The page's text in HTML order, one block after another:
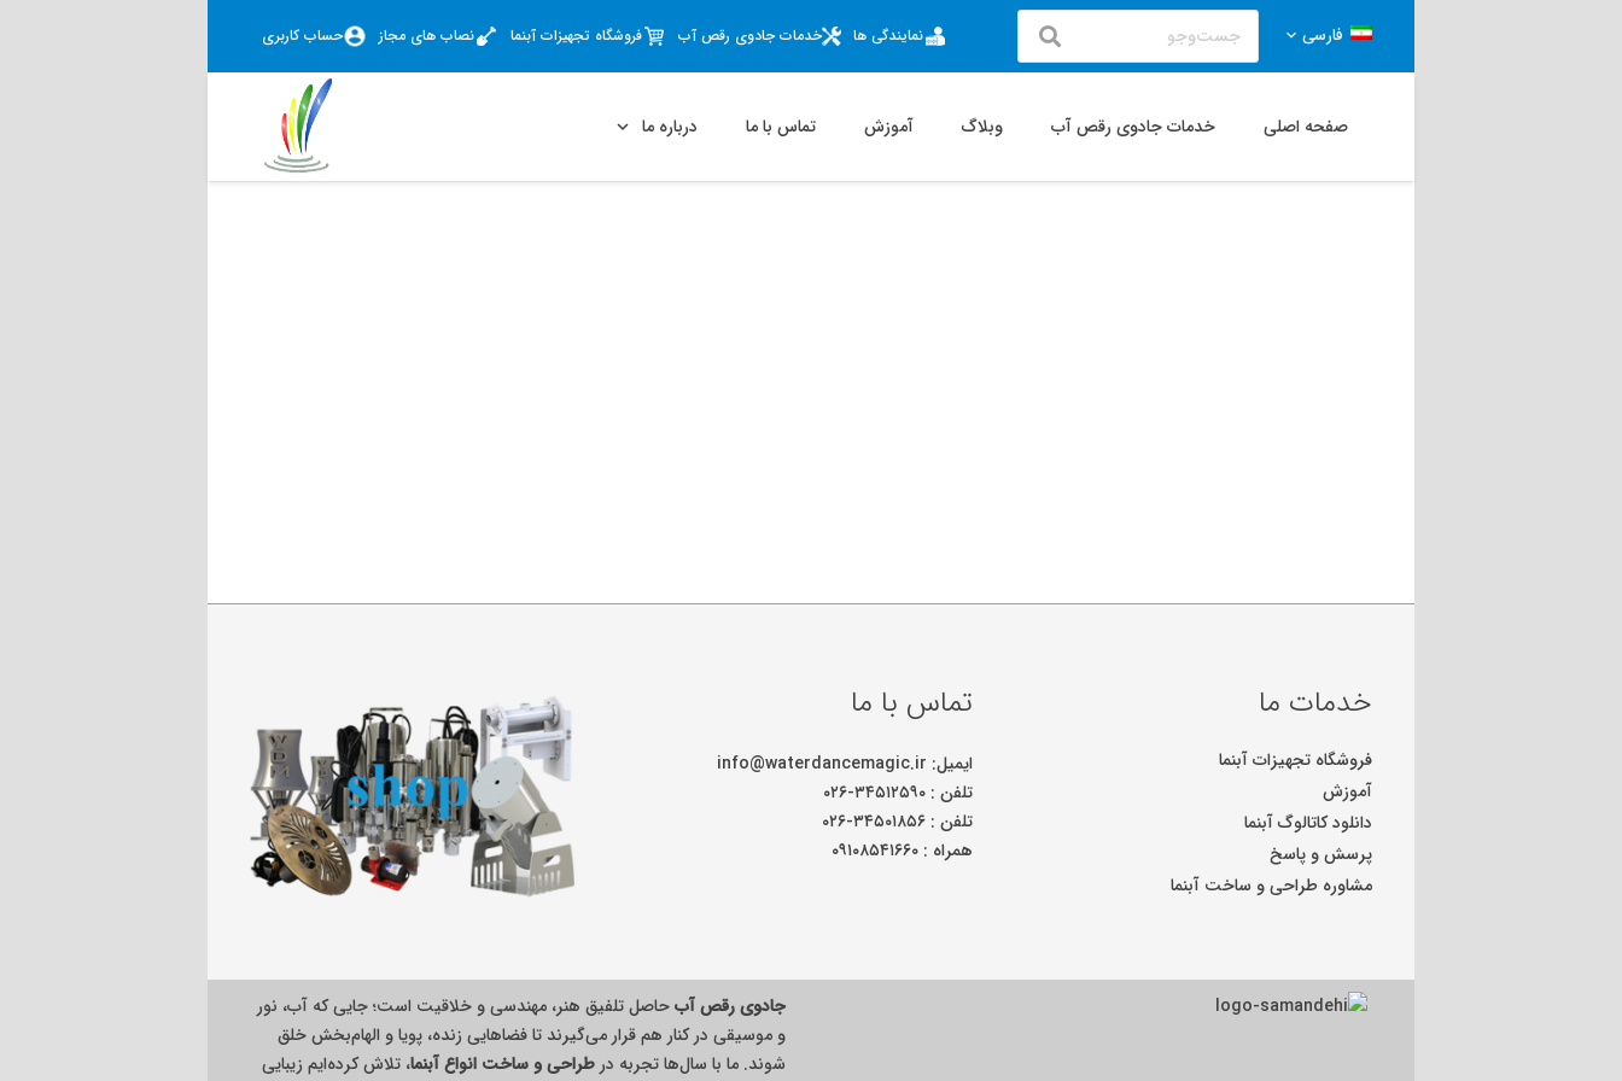
فارسی نمایندگی ها خدمات جادوی رقص آب فروشگاه تجهیزات آبنما نصاب های مجاز حساب کاربری
صفحه اصلی خدمات جادوی رقص آب وبلاگ آموزش تماس با ما درباره ما
خدمات ما
فروشگاه تجهیزات آبنما
آموزش
دانلود کاتالوگ آبنما
پرسش و پاسخ
مشاوره طراحی و ساخت آبنما
تماس با ما
ایمیل: info@waterdancemagic.ir
تلفن : ۳۴۵۱۲۵۹۰-۰۲۶
تلفن : ۳۴۵۰۱۸۵۶-۰۲۶
همراه : ۰۹۱۰۸۵۴۱۶۶۰
جادوی رقص آبحاصل تلفیق هنر، مهندسی و خلاقیت است؛ جایی که آب، نور
و موسیقی در کنار هم قرار می‌گیرند تا فضاهایی زنده، پویا و الهام‌بخش خلق
شوند. ما با سال‌ها تجربه در طراحی و ساخت انواع آبنما، تلاش کرده‌ایم زیبایی